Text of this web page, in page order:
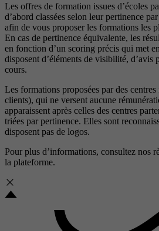
Les offres de formation issues d’écoles
d’abord classées selon leur pertinence
afin de vous proposer les formations les
En cas de pertinence équivalente, les
en fonction d’un scoring précis qui met
disposent d’éléments de visibilité, d’avis
cours.
Les formations proposées par des
clients), qui ne versent aucune
apparaissent après celles des centres
triées par pertinence. Elles sont
disposent pas de logos.
Pour plus d’informations, consultez nos
la plateforme.